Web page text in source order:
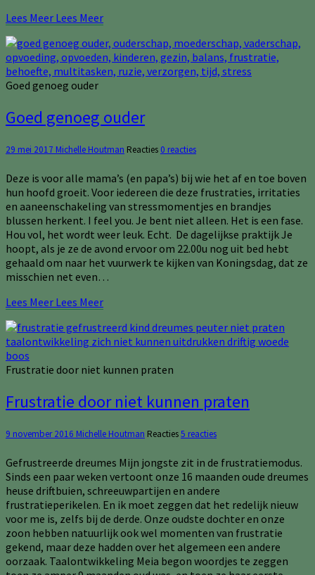
Lees Meer Lees Meer
Goed genoeg ouder
Goed genoeg ouder
29 mei 2017 Michelle Houtman Reacties 0 reacties
Deze is voor alle mama’s (en papa’s) bij wie het af en toe boven
hun hoofd groeit. Voor iedereen die deze frustraties, irritaties
en aaneenschakeling van stressmomentjes en brandjes
blussen herkent. I feel you. Je bent niet alleen. Het is een fase.
Hou vol, het wordt weer leuk. Echt. De dagelijkse praktijk Je
hoopt, als je ze de avond ervoor om 22.00u nog uit bed hebt
gehaald om naar het vuurwerk te kijken van Koningsdag, dat ze
misschien net even…
Lees Meer Lees Meer
Frustratie door niet kunnen praten
Frustratie door niet kunnen praten
9 november 2016 Michelle Houtman Reacties5 reacties
Gefrustreerde dreumes Mijn jongste zit in de frustratiemodus.
Sinds een paar weken vertoont onze 16 maanden oude dreumes
heuse driftbuien, schreeuwpartijen en andere
frustratieperikelen. En ik moet zeggen dat het redelijk nieuw
voor me is, zelfs bij de derde. Onze oudste dochter en onze
zoon hebben natuurlijk ook wel momenten van frustratie
gekend, maar deze hadden over het algemeen een andere
oorzaak. Taalontwikkeling Meia begon woordjes te zeggen